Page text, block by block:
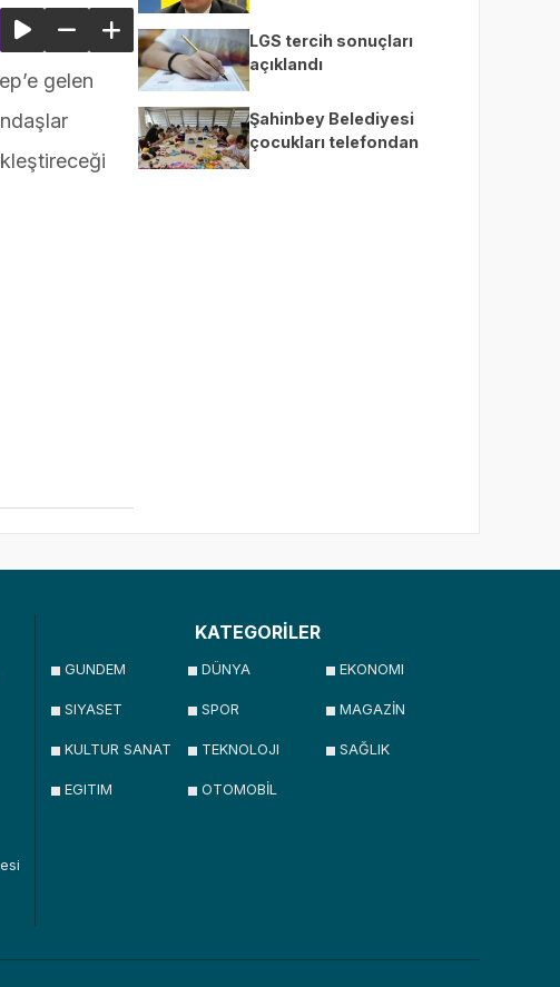
gelen
LGS tercih sonuçları
açıklandı
Şahinbey Belediyesi
çocukları telefondan
KATEGORİLER
GUNDEM DÜNYA EKONOMI
SIYASET SPOR MAGAZİN
KULTUR SANAT TEKNOLOJI SAĞLIK
EGITIM OTOMOBİL